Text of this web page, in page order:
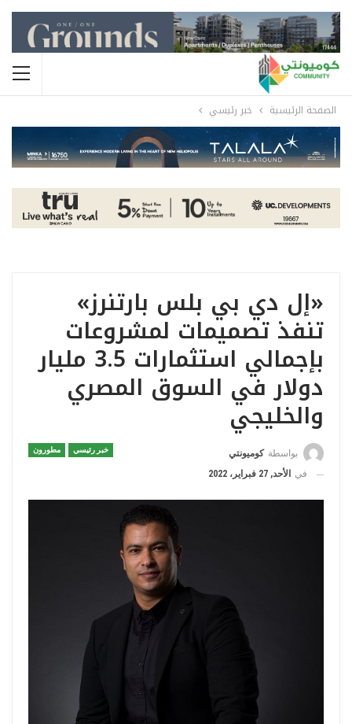
الصفحة الرئيسية خبر رئيسي
«إل دي بي بلس بارتنرز»
تنفذ تصميمات لمشروعات
بإجمالي استثمارات 3.5 مليار
دولار في السوق المصري
والخليجي
خبر رئيسي مطورون بواسطة كوميونتي
في
الأحد, 27 فبراير، 2022